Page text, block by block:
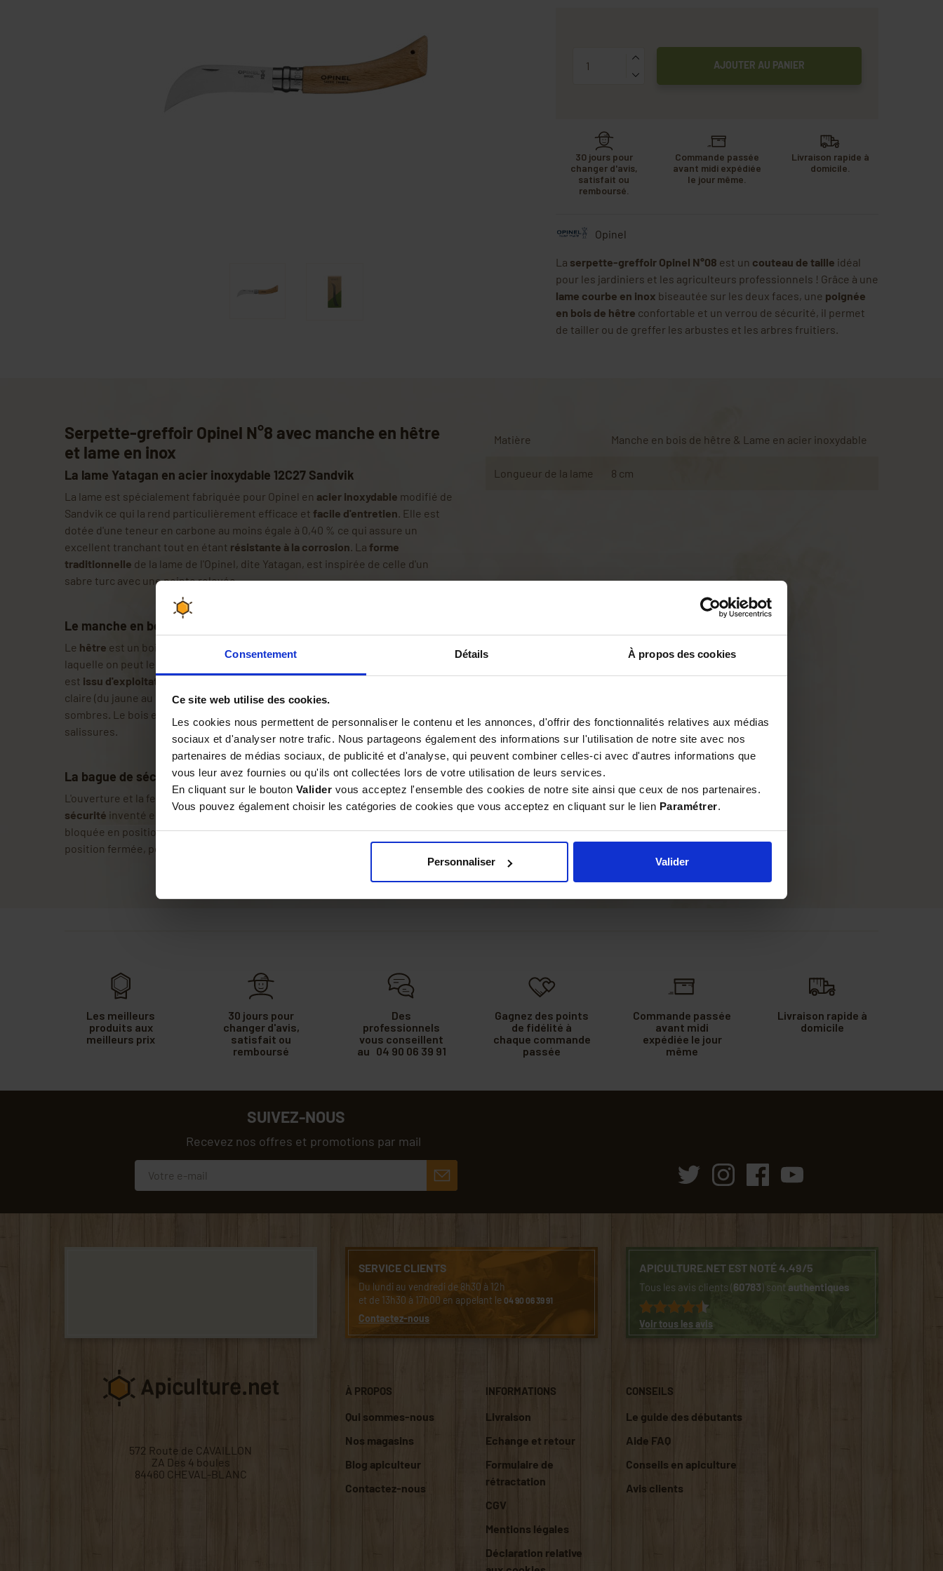
Consentement Détails À propos des cookies
Ce site web utilise des cookies.
Les cookies nous permettent de personnaliser le contenu et les annonces, d'offrir des fonctionnalités relatives aux médias
sociaux et d'analyser notre trafic. Nous partageons également des informations sur l'utilisation de notre site avec nos
partenaires de médias sociaux, de publicité et d'analyse, qui peuvent combiner celles-ci avec d'autres informations que
vous leur avez fournies ou qu'ils ont collectées lors de votre utilisation de leurs services.
En cliquant sur le bouton Valider vous acceptez l'ensemble des cookies de notre site ainsi que ceux de nos partenaires.
Vous pouvez également choisir les catégories de cookies que vous acceptez en cliquant sur le lien Paramétrer.
Personnaliser Valider
AJOUTER AU PANIER
30 jours pour
changer d'avis,
satisfait ou
remboursé.
Commande passée
avant midi expédiée
le jour même.
Livraison rapide à
domicile.
Opinel
La serpette-greffoir Opinel N°08 est un couteau de taille idéal
pour les jardiniers et les agriculteurs professionnels ! Grâce à une
lame courbe en inox biseautée sur les deux faces, une poignée
en bois de hêtre confortable et un verrou de sécurité, il permet
de tailler ou de greffer les arbustes et les arbres fruitiers.
Serpette-greffoir Opinel N°8 avec manche en hêtre
et lame en inox
La lame Yatagan en acier inoxydable 12C27 Sandvik
La lame est spécialement fabriquée pour Opinel en acier inoxydable modifié de
Sandvik ce qui la rend particulièrement efficace et facile d'entretien . Elle est
dotée d'une teneur en carbone au moins égale à 0,40 % ce qui assure un
excellent tranchant tout en étant résistante à la corrosion . La forme
traditionnelle de la lame de l'Opinel, dite Yatagan, est inspirée de celle d'un
sabre turc avec une pointe relevée.
Le manche en bois de hêtre
Le hêtre est un bois réputé pour sa dureté, sa résistance et la facilité avec
laquelle on peut le travailler. Le hêtre utilisé pour la confection du manche
est issu d'exploitations françaiseset offre unaspect très chicavec une couleur
claire (du jaune au rosé selon les modèles) marbrée de petites veinules
sombres. Le bois est
salissures.
La bague de sécurité Virobloc
L'ouverture et la fermeture de l'Opinel sont verrouillées par unsystème de
sécurité inventé en 1955 par Marcel Opinel : le Virobloc. La lame peut ainsi être
bloquée en position ouverte, pour ne pas qu'elle se referme sur les doigts, et en
position fermée, pour sécuriser le transport.
Matière Manche en bois de hêtre & Lame en acier inoxydable
Longueur de la lame 8 cm
Les meilleurs
produits aux
meilleurs prix
30 jours pour
changer d'avis,
satisfait ou
remboursé
Des
professionnels
vous conseillent
au 04 90 06 39 91
Gagnez des points
de fidélité à
chaque commande
passée
Commande passée
avant midi
expédiée le jour
même
Livraison rapide à
domicile
SUIVEZ-NOUS
Recevez nos offres et promotions par mail
SERVICE CLIENTS
Du lundi au vendredi de 8h30 à 12h
et de 13h30 à 17h00 en appelant le04 90 06 39 91
Contactez-nous
APICULTURE.NET EST NOTÉ 4.49/5
Tous les avis clients (60783) sont authentiques
Voir tous les avis
572 Route de CAVAILLON
ZA Des 4 boules
84460 CHEVAL-BLANC
À PROPOS
Qui sommes-nous
Nos magasins
Blog apiculteur
Contactez-nous
INFORMATIONS
Livraison
Echange et retour
Formulaire de
rétractation
CGV
Mentions légales
Déclaration relative
CONSEILS
Le guide des débutants
Aide FAQ
Conseils en apiculture
Avis clients